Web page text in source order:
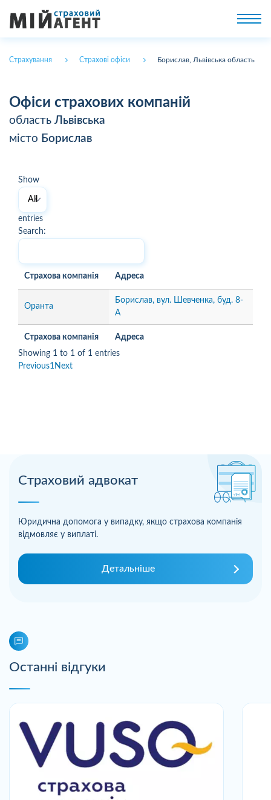
Страхування Страхові офіси Борислав, Львівська область
Страховий адвокат
Юридична допомога у випадку, якщо страхова компанія
відмовляє у виплаті.
Детальніше
Останні відгуки
Офіси страхових компаній
область Львівська
місто Борислав
Show
entries
Search:
Страхова компанія Адреса
Страхова компанія Адреса
Оранта
Борислав, вул. Шевченка, буд. 8-
А
Showing 1 to 1 of 1 entries
Previous1Next